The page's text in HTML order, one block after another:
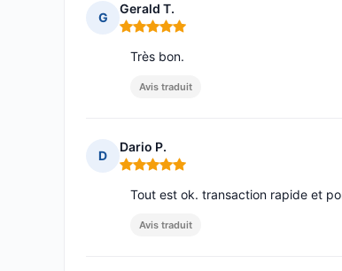
G
Gerald T.
Note : 5 sur 5
Très bon.
Avis traduit
D
Dario P.
Note : 5 sur 5
Tout est ok. transaction rapide et
Avis traduit